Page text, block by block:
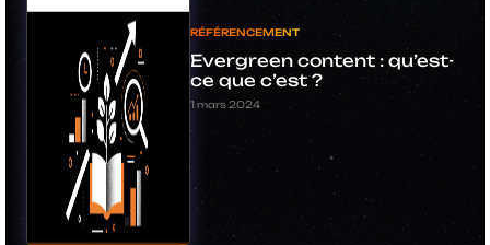
RÉFÉRENCEMENT
Evergreen content : qu’est-
ce que c’est ?
1 mars 2024